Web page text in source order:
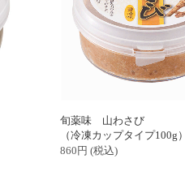
旬薬味 山わさび
（冷凍カップタイプ100g）
860円 (税込)